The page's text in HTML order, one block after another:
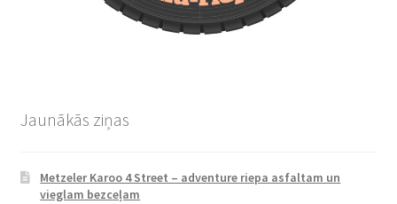
Jaunākās ziņas
Metzeler Karoo 4 Street – adventure riepa asfaltam un
vieglam bezceļam